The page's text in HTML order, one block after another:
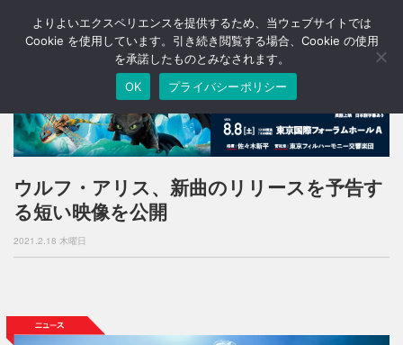
T
o
n
a
v
g
o
ウルフ・アリス、新曲のリリースを予告す
る短い映像を公開
2021.2.18 木曜日
よりよいエクスペリエンスを提供するため、当ウェブサイトでは
Cookie を使用しています。引き続き閲覧する場合、Cookie の使用
を承諾したものとみなされます。
OK
プライバシーポリシー